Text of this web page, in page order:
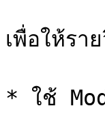
เพื่อให้รา
* ใช้